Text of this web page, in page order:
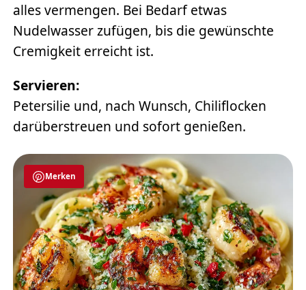
alles vermengen. Bei Bedarf etwas
Nudelwasser zufügen, bis die gewünschte
Cremigkeit erreicht ist.
Servieren:
Petersilie und, nach Wunsch, Chiliflocken
darüberstreuen und sofort genießen.
Merken